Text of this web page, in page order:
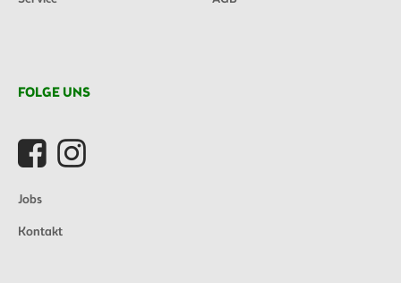
FOLGE UNS
Jobs
Kontakt